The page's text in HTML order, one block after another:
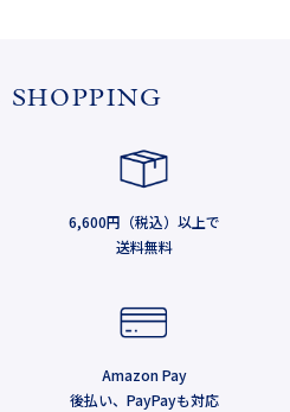
6,600円（税込）以上で
送料無料
Amazon Pay
後払い、PayPayも対応